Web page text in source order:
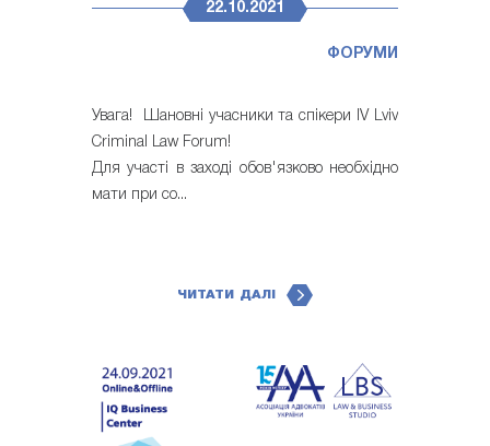
22.10.2021
ФОРУМИ
Увага! Шановні учасники та спікери IV Lviv
Criminal Law Forum!
Для участі в заході обов'язково необхідно
мати при со...
ЧИТАТИ ДАЛІ